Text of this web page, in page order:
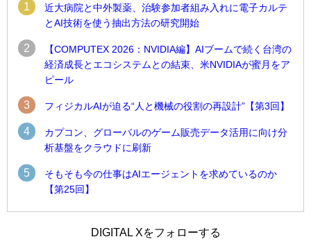
1
近大病院と中外製薬、治験参加者組み入れに電子カルテ
とAI技術を使う抽出方法の研究開始
2
【COMPUTEX 2026：NVIDIA編】AIブームで続く台湾の
経済成長とエコシステムとの結束、米NVIDIAが蜜月をア
ピール
3 フィジカルAIが迫る“人と機械の役割の再設計”【第3回】
4
カプコン、グローバルのゲーム販売データ活用に向け分
析基盤をクラウドに刷新
5
そもそも今の仕事はAIエージェントを求めているのか
【第25回】
技術を使う抽出方法の研究開始
合基盤を本格稼働DIGITAL Xをフォローする